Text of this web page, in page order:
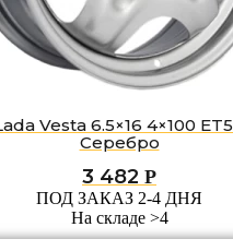
Vesta 6.5×16 4×100
Серебро
3 482 Р
ПОД ЗАКАЗ 2-4 ДНЯ
На складе >4